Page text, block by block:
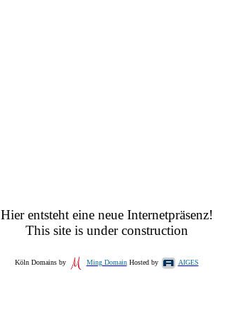
Hier entsteht eine neue Internetpräsenz!
This site is under construction
Köln Domains by Ming DomainHosted by AIGES